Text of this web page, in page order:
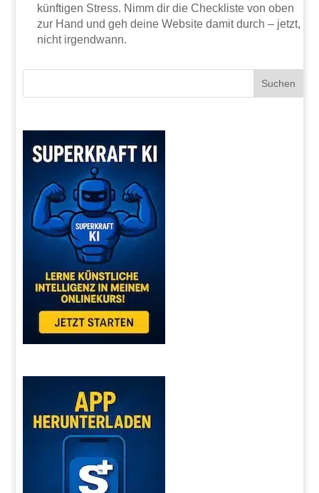
künftigen Stress. Nimm dir die Checkliste von oben
zur Hand und geh deine Website damit durch – jetzt,
nicht irgendwann.